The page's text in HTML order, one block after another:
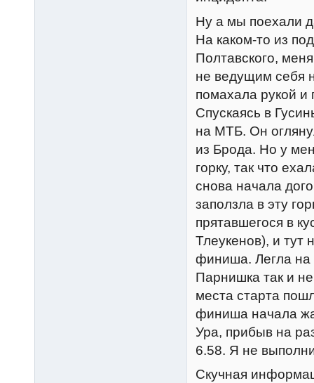
Ну а мы поехали
На каком-то из
Полтавского,
не ведущим себя
помахала рукой и
Спускаясь в
на МТБ. Он
из Брода. Но у
горку, так что
снова начала
заползла в эту
прятавшегося в
Тлеукенов), и тут
финиша. Легла на
Парнишка так и
места старта
финиша начала
Ура, прибыв на
6.58. Я не
Скучная